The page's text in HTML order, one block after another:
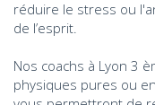
réduire le stress ou
de l’esprit.
Nos coachs à Lyon 3
physiques pures ou